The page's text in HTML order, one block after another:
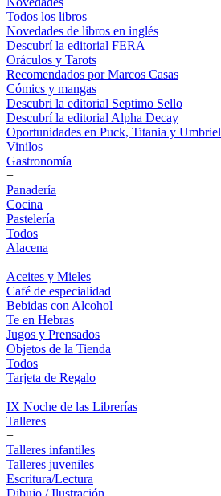
Todos los libros
Novedades de libros en inglés
Descubrí la editorial FERA
Oráculos y Tarots
Recomendados por Marcos Casas
Cómics y mangas
Descubri la editorial Septimo Sello
Descubrí la editorial Alpha Decay
Oportunidades en Puck, Titania y Umbriel
Vinilos
Gastronomía
+
Panadería
Cocina
Pastelería
Todos
Alacena
+
Aceites y Mieles
Café de especialidad
Bebidas con Alcohol
Te en Hebras
Jugos y Prensados
Objetos de la Tienda
Todos
Tarjeta de Regalo
+
IX Noche de las Librerías
Talleres
+
Talleres infantiles
Talleres juveniles
Escritura/Lectura
Dibujo / Ilustración